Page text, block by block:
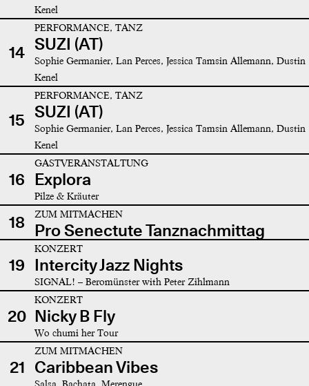
Kenel
14
PERFORMANCE, TANZ
SUZI (AT)
Sophie Germanier, Lan Perces, Jessica Tamsin Allemann, Dustin
Kenel
15
PERFORMANCE, TANZ
SUZI (AT)
Sophie Germanier, Lan Perces, Jessica Tamsin Allemann, Dustin
Kenel
16
GASTVERANSTALTUNG
Explora
Pilze & Kräuter
18 ZUM MITMACHEN
Pro Senectute Tanznachmittag
19
KONZERT
Intercity Jazz Nights
SIGNAL! – Beromünster with Peter Zihlmann
20
KONZERT
Nicky B Fly
Wo chumi her Tour
21
ZUM MITMACHEN
Caribbean Vibes